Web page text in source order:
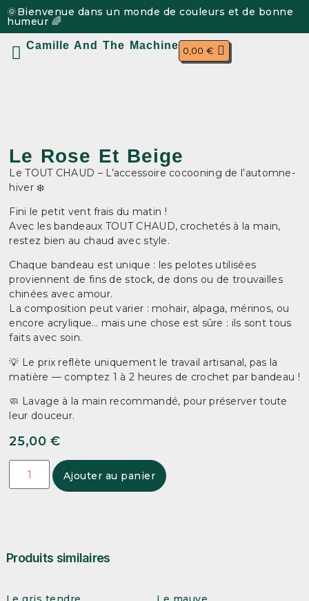
🌞Bienvenue dans un monde de couleurs et de bonne
humeur 🌈
Camille And The Machine 0,00 €
Le Rose Et Beige
Le TOUT CHAUD – L’accessoire cocooning de l’automne-
hiver ❄️
Fini le petit vent frais du matin !
Avec les bandeaux TOUT CHAUD, crochetés à la main,
restez bien au chaud avec style.
Chaque bandeau est unique : les pelotes utilisées
proviennent de fins de stock, de dons ou de trouvailles
chinées avec amour.
La composition peut varier : mohair, alpaga, mérinos, ou
encore acrylique… mais une chose est sûre : ils sont tous
faits avec soin.
💡 Le prix reflète uniquement le travail artisanal, pas la
matière — comptez 1 à 2 heures de crochet par bandeau !
🧼 Lavage à la main recommandé, pour préserver toute
leur douceur.
25,00€
Ajouter au panier
Produits similaires